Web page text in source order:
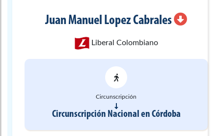
Juan Manuel Lopez Cabrales
Liberal Colombiano
Circunscripción
Circunscripción NacionalenCórdoba